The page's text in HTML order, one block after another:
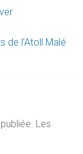
de l’Atoll Malé
Les